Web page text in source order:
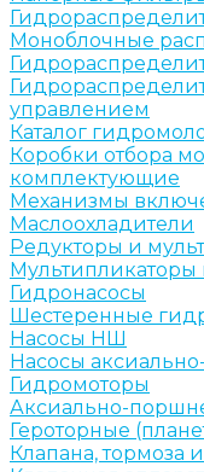
Моноблочные
управлением
Каталог
Коробки отбора
комплектующие
Механизмы
Маслоохладители
Редукторы и
Мультипликаторы
Гидронасосы
Шестеренные
Насосы НШ
Насосы
Гидромоторы
Аксиально-
Героторные
Клапана, тормоза